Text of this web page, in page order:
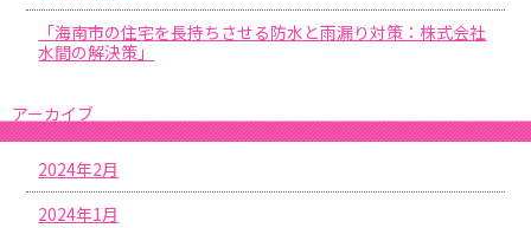
「海南市の住宅を長持ちさせる防水と雨漏り対策：株式会社
水間の解決策」
アーカイブ
2024年2月
2024年1月